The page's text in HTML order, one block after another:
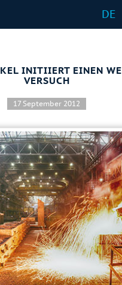
DE
INITIIERT EINEN
VERSUCH
17 September 2012